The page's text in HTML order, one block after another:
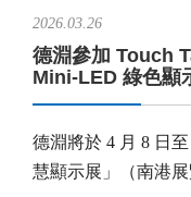
2026.03.26
德淵參加 Touch
Mini-LED 綠色顯
德淵將於 4 月 8 日至
慧顯示展」（南港展